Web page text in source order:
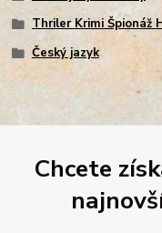
Thriler Krimi Špionáž
Český jazyk
Chcete